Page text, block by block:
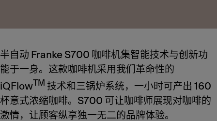
半自动 Franke S700 咖啡机集智能技术与创新功
能于一身。这款咖啡机采用我们革命性的
iQFlowTM 技术和三锅炉系统，一小时可产出 160
杯意式浓缩咖啡。S700 可让咖啡师展现对咖啡的
激情，让顾客纵享独一无二的品牌体验。